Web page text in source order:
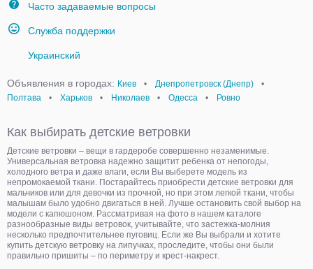
Часто задаваемые вопросы
Служба поддержки
Украинский
Объявления в городах: Киев • Днепропетровск (Днепр)
•
Полтава
• Харьков • Николаев • Одесса • Ровно
Как выбирать детские ветровки
Детские ветровки – вещи в гардеробе совершенно незаменимые.
Универсальная ветровка надежно защитит ребенка от непогоды,
холодного ветра и даже влаги, если Вы выберете модель из
непромокаемой ткани. Постарайтесь приобрести детские ветровки для
мальчиков или для девочки из прочной, но при этом легкой ткани, чтобы
малышам было удобно двигаться в ней. Лучше остановить свой выбор на
модели с капюшоном. Рассматривая на фото в нашем каталоге
разнообразные виды ветровок, учитывайте, что застежка-молния
несколько предпочтительнее пуговиц. Если же Вы выбрали и хотите
купить детскую ветровку на липучках, проследите, чтобы они были
правильно пришиты – по периметру и крест-накрест.